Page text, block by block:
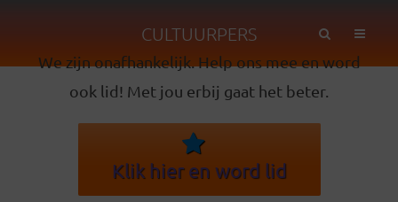
CULTUURPERS
We zijn onafhankelijk. Help ons mee en word
ook lid! Met jou erbij gaat het beter.
Klik hier en word lid